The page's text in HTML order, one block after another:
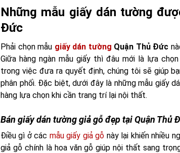
Những mẫu giấy dán tường
Đức
Phải chọn mẫu giấy dán tường Quận Thủ Đức
Giữa hàng ngàn mẫu giấy thì đâu mới là lựa
trong việc đưa ra quyết định, chúng tôi sẽ giúp
phân phối. Đặc biệt, dưới đây là những mẫu giấy
hàng lựa chọn khi cần trang trí lại nội thất.
Bán giấy dán tường giả gỗ đẹp tại Quận Thủ
Điều gì ở các mẫu giấy giả gỗ này lại khiến nhiều
giả gỗ chính là hoa văn gỗ giúp nội thất sang